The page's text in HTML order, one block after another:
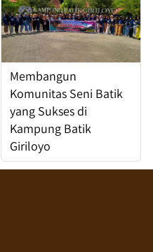
Membangun
Komunitas Seni Batik
yang Sukses di
Kampung Batik
Giriloyo